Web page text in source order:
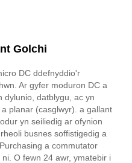
Golchi
DC ddefnyddio'r
Ar gyfer moduron DC a
dylunio, datblygu, ac yn
planar (casglwyr). a gallant
yn seiliedig ar ofynion
busnes soffistigedig a
a commutator
O fewn 24 awr, ymatebir i